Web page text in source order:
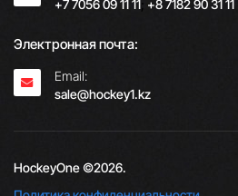
+7 7056 09 11 11; +8 7182 90 31 11
Электронная почта:
Email:
sale@hockey1.kz
HockeyOne ©2026.